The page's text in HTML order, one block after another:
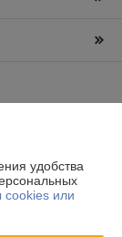
удобства
или